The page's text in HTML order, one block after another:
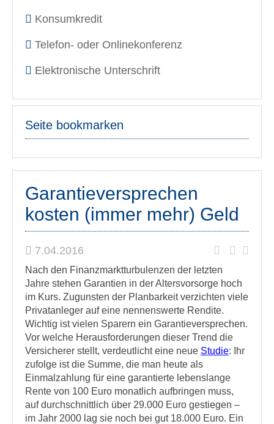
Konsumkredit
Telefon- oder Onlinekonferenz
Elektronische Unterschrift
Seite bookmarken
Garantieversprechen
kosten (immer mehr) Geld
7.04.2016
Nach den Finanzmarktturbulenzen der letzten
Jahre stehen Garantien in der Altersvorsorge hoch
im Kurs. Zugunsten der Planbarkeit verzichten viele
Privatanleger auf eine nennenswerte Rendite.
Wichtig ist vielen Sparern ein Garantieversprechen.
Vor welche Herausforderungen dieser Trend die
Versicherer stellt, verdeutlicht eine neue Studie: Ihr
zufolge ist die Summe, die man heute als
Einmalzahlung für eine garantierte lebenslange
Rente von 100 Euro monatlich aufbringen muss,
auf durchschnittlich über 29.000 Euro gestiegen –
im Jahr 2000 lag sie noch bei gut 18.000 Euro. Ein